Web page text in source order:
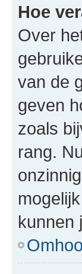
Hoe
Over
van de
geven
zoals
rang.
kunnen